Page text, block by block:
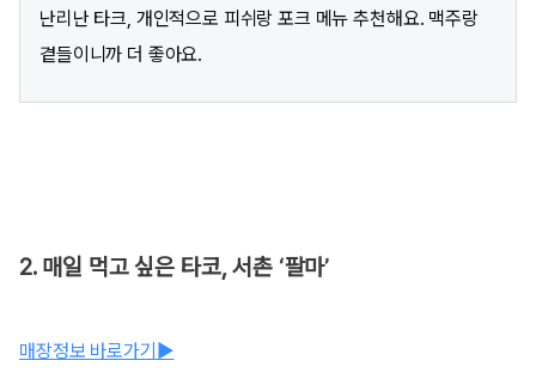
난리난 타크, 개인적으로 피쉬랑 포크 메뉴 추천해요. 맥주랑
곁들이니까 더 좋아요.
2. 매일 먹고 싶은 타코, 서촌 ‘팔마’
매장정보 바로가기▶